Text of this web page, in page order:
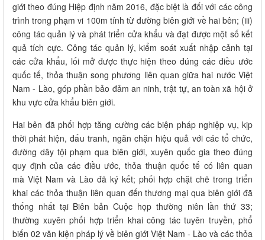
giới theo đúng Hiệp định năm 2016, đặc biệt là đối với các công
trình trong phạm vi 100m tính từ đường biên giới về hai bên; (iii)
công tác quản lý và phát triển cửa khẩu và đạt được một số kết
quả tích cực. Công tác quản lý, kiểm soát xuất nhập cảnh tại
các cửa khẩu, lối mở được thực hiện theo đúng các điều ước
quốc tế, thỏa thuận song phương liên quan giữa hai nước Việt
Nam - Lào, góp phần bảo đảm an ninh, trật tự, an toàn xã hội ở
khu vực cửa khẩu biên giới.
Hai bên đã phối hợp tăng cường các biện pháp nghiệp vụ, kịp
thời phát hiện, đấu tranh, ngăn chặn hiệu quả với các tổ chức,
đường dây tội phạm qua biên giới, xuyên quốc gia theo đúng
quy định của các điều ước, thỏa thuận quốc tế có liên quan
mà Việt Nam và Lào đã ký kết; phối hợp chặt chẽ trong triển
khai các thỏa thuận liên quan đến thương mại qua biên giới đã
thống nhất tại Biên bản Cuộc họp thường niên lần thứ 33;
thường xuyên phối hợp triển khai công tác tuyên truyền, phổ
biến 02 văn kiện pháp lý về biên giới Việt Nam - Lào và các thỏa